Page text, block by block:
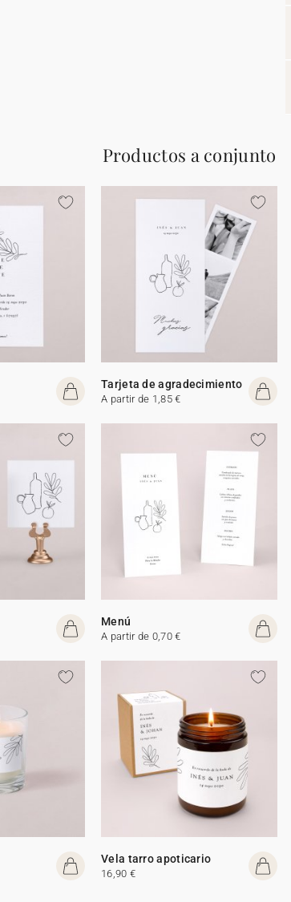
Productos a conjunto
Tarjeta de agradecimiento
A partir de 1,85 €
Menú
A partir de 0,70 €
Vela tarro apoticario
16,90 €